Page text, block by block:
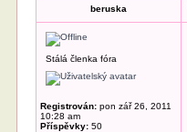
beruska
Stálá členka fóra
Registrován: pon zář 26, 2011
10:28 am
Příspěvky: 50